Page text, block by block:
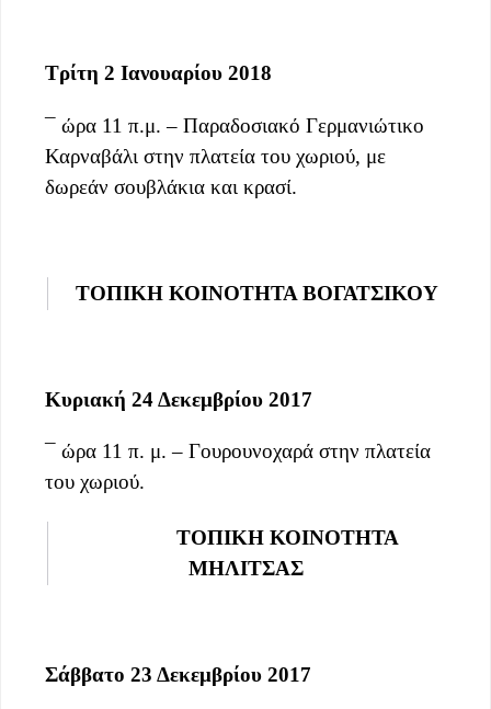
Τρίτη 2 Ιανουαρίου 2018
¯ ώρα 11 π.μ. – Παραδοσιακό Γερμανιώτικο
Καρναβάλι στην πλατεία του χωριού, με
δωρεάν σουβλάκια και κρασί.
ΤΟΠΙΚΗ ΚΟΙΝΟΤΗΤΑ ΒΟΓΑΤΣΙΚΟΥ
Κυριακή 24 Δεκεμβρίου 2017
¯ ώρα 11 π. μ. – Γουρουνοχαρά στην πλατεία
του χωριού.
ΤΟΠΙΚΗ ΚΟΙΝΟΤΗΤΑ
ΜΗΛΙΤΣΑΣ
Σάββατο 23 Δεκεμβρίου 2017